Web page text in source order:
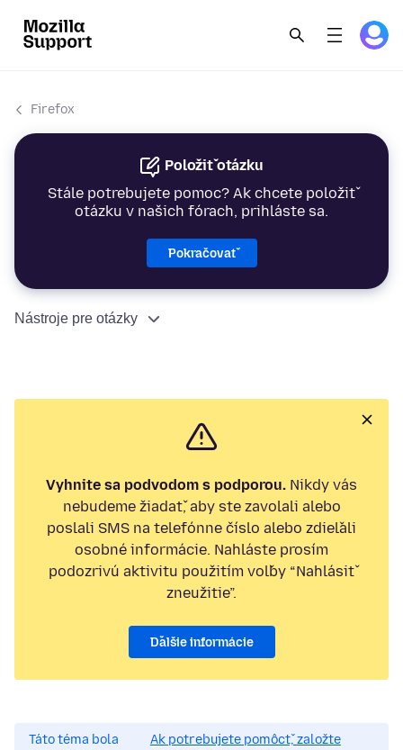
Firefox
Položiť otázku
Stále potrebujete pomoc? Ak chcete položiť
otázku v našich fórach, prihláste sa.
Pokračovať
Nástroje pre otázky
Vyhnite sa podvodom s podporou. Nikdy vás
nebudeme žiadať, aby ste zavolali alebo
poslali SMS na telefónne číslo alebo zdieľali
osobné informácie. Nahláste prosím
podozrivú aktivitu použitím voľby “Nahlásiť
zneužitie”.
Ďalšie informácie
Táto téma bola
Ak potrebujete pomôcť, založte